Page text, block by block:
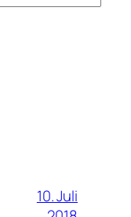
10. Juli